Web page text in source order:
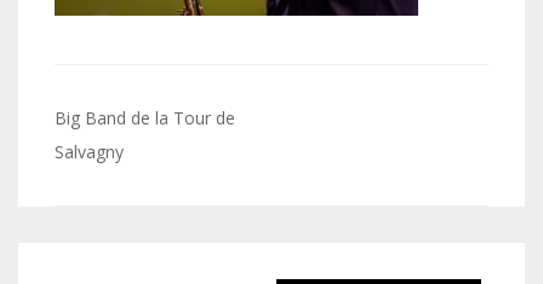
Navigation
de
Big Band de la Tour de
Salvagny